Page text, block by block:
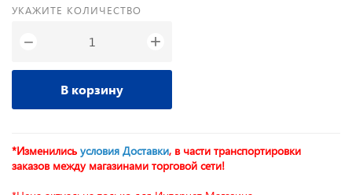
УКАЖИТЕ КОЛИЧЕСТВО
− +
В корзину
*Изменились условия Доставки, в части транспортировки
заказов между магазинами торговой сети!